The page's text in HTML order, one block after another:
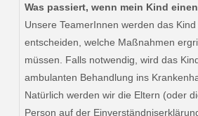
Was passiert, wenn mein Kind
Unsere TeamerInnen werden das
entscheiden, welche Maßnahmen
müssen. Falls notwendig, wird das
ambulanten Behandlung ins
Natürlich werden wir die Eltern (oder
Person auf der